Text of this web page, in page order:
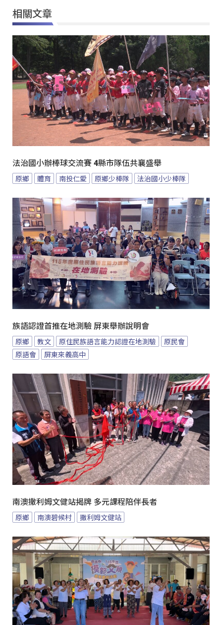
相關文章
法治國小辦棒球交流賽 4縣市隊伍共襄盛舉
原鄉 體育 南投仁愛 原鄉少棒隊 法治國小少棒隊
族語認證首推在地測驗 屏東舉辦說明會
原鄉 教文 原住民族語言能力認證在地測驗
原民會
原語會
屏東來義高中
南澳撒利姆文健站揭牌 多元課程陪伴長者
原鄉 南澳碧候村 撒利姆文健站